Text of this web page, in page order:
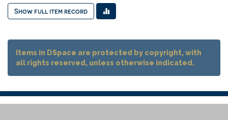
Show full item record
Items in DSpace are protected by copyright, with
all rights reserved, unless otherwise indicated.